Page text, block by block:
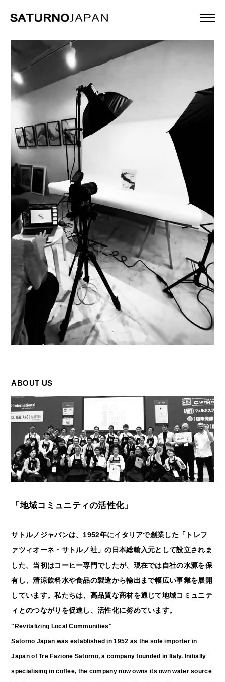
ABOUT US
"Revitalizing Local Communities"
Satorno Japan was established in 1952 as the sole importer in
Japan of Tre Fazione Satorno, a company founded in Italy. Initially
specialising in coffee, the company now owns its own water source
「地域コミュニティの活性化」
サトルノジャパンは、1952年にイタリアで創業した「トレフ
ァツィオーネ・サトルノ社」の日本総輸入元として設立されま
した。当初はコーヒー専門でしたが、現在では自社の水源を保
有し、清涼飲料水や食品の製造から輸出まで幅広い事業を展開
しています。私たちは、高品質な商材を通じて地域コミュニテ
ィとのつながりを促進し、活性化に努めています。